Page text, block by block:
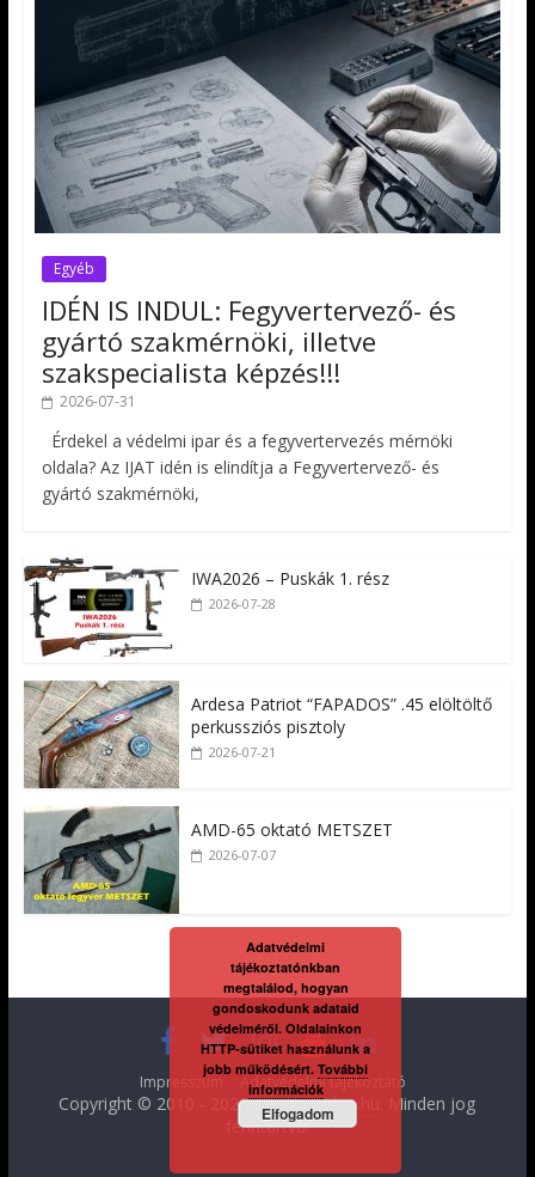
Egyéb
IDÉN IS INDUL: Fegyvertervező- és
gyártó szakmérnöki, illetve
szakspecialista képzés!!!
2026-07-31
Érdekel a védelmi ipar és a fegyvertervezés mérnöki
oldala? Az IJAT idén is elindítja a Fegyvertervező- és
gyártó szakmérnöki,
IWA2026 – Puskák 1. rész
2026-07-28
Ardesa Patriot “FAPADOS” .45 elöltöltő
perkussziós pisztoly
2026-07-21
AMD-65 oktató METSZET
2026-07-07
Impresszum Adatvédelmi tájékoztató
Copyright © 2010 - 2026FegyverVideo.hu
. Minden jog
fenntartva.
Adatvédelmi
tájékoztatónkban
megtalálod, hogyan
gondoskodunk adataid
védelméről. Oldalainkon
HTTP-sütiket használunk a
jobb működésért. További
információk
Elfogadom